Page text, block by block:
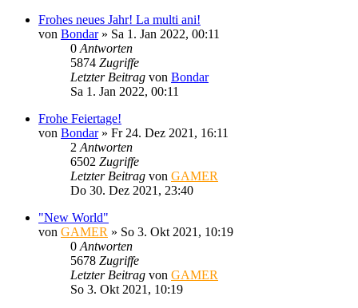
Frohes neues Jahr! La multi ani!
von Bondar» Sa 1. Jan 2022, 00:11
0 Antworten
5874 Zugriffe
Letzter Beitrag von Bondar
Sa 1. Jan 2022, 00:11
Frohe Feiertage!
von Bondar» Fr 24. Dez 2021, 16:11
2 Antworten
6502 Zugriffe
Letzter Beitrag von GAMER
Do 30. Dez 2021, 23:40
"New World"
von GAMER » So 3. Okt 2021, 10:19
0 Antworten
5678 Zugriffe
Letzter Beitrag von GAMER
So 3. Okt 2021, 10:19